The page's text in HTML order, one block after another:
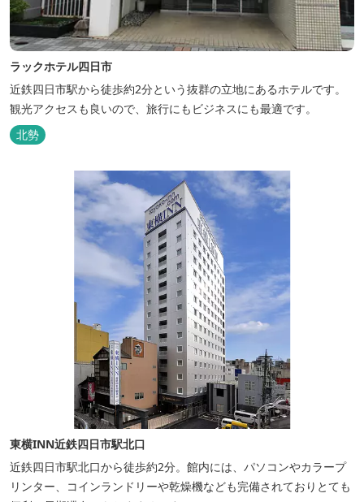
ラックホテル四日市
近鉄四日市駅から徒歩約2分という抜群の立地にあるホテルです。
観光アクセスも良いので、旅行にもビジネスにも最適です。
北勢
東横INN近鉄四日市駅北口
近鉄四日市駅北口から徒歩約2分。館内には、パソコンやカラープ
リンター、コインランドリーや乾燥機なども完備されておりとても